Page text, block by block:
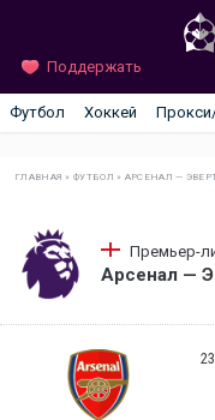
Поддержать
Футбол Хоккей
ГЛАВНАЯ »ФУТБОЛ » АРСЕНАЛ —
Премьер-
Арсенал —